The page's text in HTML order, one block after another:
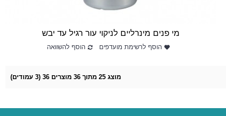
מי פנים מינרליים לניקוי עור רגיל עד יבש
הוסף לרשימת מועדפים הוסף להשוואה
מוצג 25 מתוך 36 מוצרים 36 (3 עמודים)